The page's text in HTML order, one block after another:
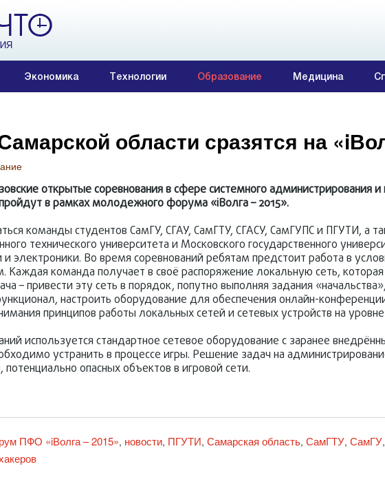
Экономика Технологии Образование Медицина
области сразятся на
открытые соревнования в сфере системного администрирования
пройдут в рамках молодежного форума «iВолга – 2015».
команды студентов СамГУ, СГАУ, СамГТУ, СГАСУ, СамГУПС и ПГУТИ, а
технического университета и Московского государственного
электроники. Во время соревнований ребятам предстоит работа в
команда получает в своё распоряжение локальную сеть,
– привести эту сеть в порядок, попутно выполняя задания
настроить оборудование для обеспечения онлайн-
принципов работы локальных сетей и сетевых устройств на
используется стандартное сетевое оборудование с заранее
устранить в процессе игры. Решение задач на
опасных объектов в игровой сети.
ПФО «iВолга – 2015», новости, ПГУТИ, Самарская область, СамГТУ, СамГУ,